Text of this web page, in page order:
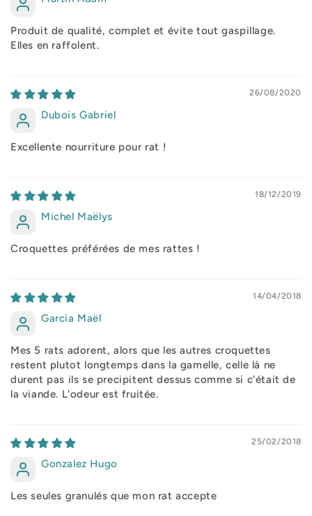
Produit de qualité, complet et évite tout gaspillage.
Elles en raffolent.
26/08/2020
Dubois Gabriel
Excellente nourriture pour rat !
18/12/2019
Michel Maëlys
Croquettes préférées de mes rattes !
14/04/2018
Garcia Maël
Mes 5 rats adorent, alors que les autres croquettes
restent plutot longtemps dans la gamelle, celle là ne
durent pas ils se precipitent dessus comme si c'était de
la viande. L'odeur est fruitée.
25/02/2018
Gonzalez Hugo
Les seules granulés que mon rat accepte